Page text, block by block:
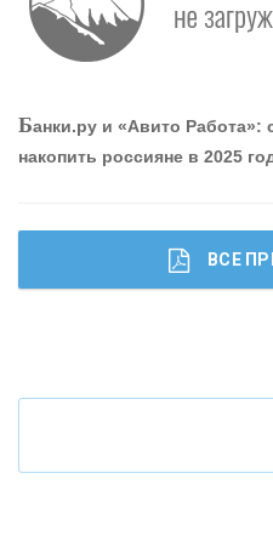
привлечь и удержать
Что будет с
Банки.ру и «Авито Работа»:
накопить россияне в 2025
ВСЕ